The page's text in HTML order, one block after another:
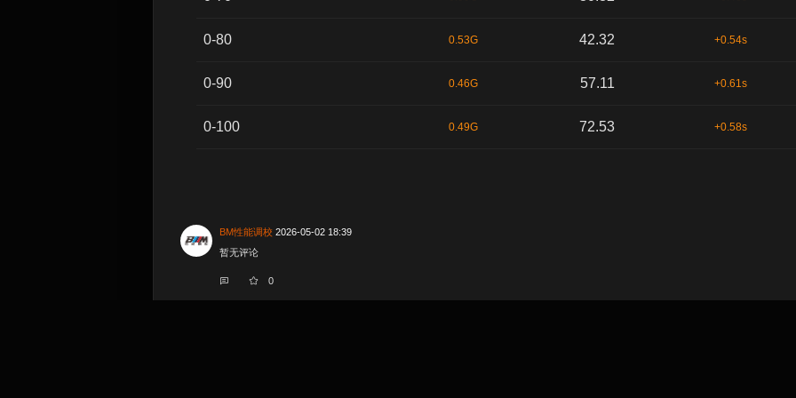
0-80 0.53G 42.32 +0.54s
0-90 0.46G 57.11 +0.61s
0-100 0.49G 72.53 +0.58s
BM性能调校 2026-05-02 18:39
暂无评论
0